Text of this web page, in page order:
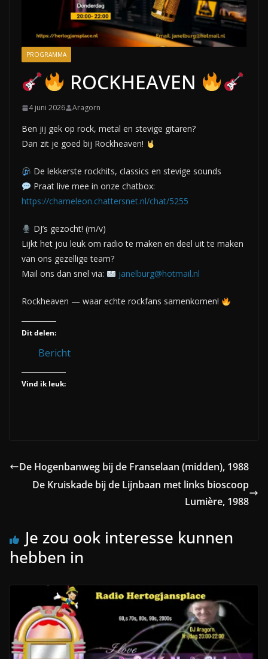
PROGRAMMA
ROCKHEAVEN
4 juni 2026 Aragorn
Ben jij gek op rock, metal en stevige gitaren?
Dan zit je goed bij Rockheaven!
De lekkerste rockhits, classics en stevige sounds
Praat live mee in onze chatbox:
https://chameleon.chattersnet.nl/chat/5255
DJ’s gezocht! (m/v)
Lijkt het jou leuk om radio te maken en deel uit te maken
van ons gezellige team?
Mail ons dan snel via:
janelburg@hotmail.nl
Rockheaven — waar echte rockfans samenkomen!
Dit delen:
Bericht
Vind ik leuk:
De Hogenbanweg bij de Franselaan (midden), 1988
De Kruiskade bij de Lijnbaan met links bioscoop
Lumière, 1988
Je zou ook interesse kunnen
hebben in